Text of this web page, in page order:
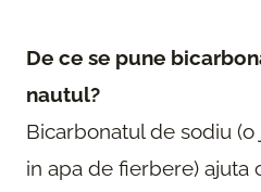
De ce se pune
nautul?
Bicarbonatul de sodiu
in apa de fierbere) ajuta